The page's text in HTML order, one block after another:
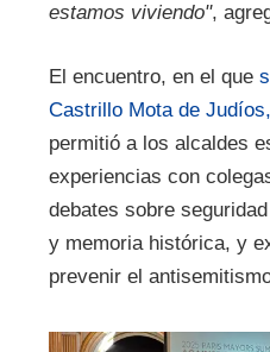
estamos viviendo",
El encuentro, en el que
Castrillo Mota de
permitió a los alcaldes
experiencias con
debates sobre
y memoria histórica, y
prevenir el